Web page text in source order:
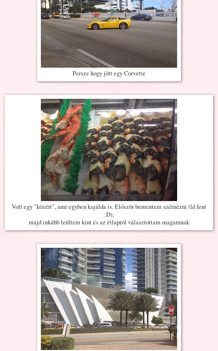
Persze hogy jött egy Corvette
Volt egy "közért", ami egyben kajálda is. Először bementem szétnézni (ld fent
:D),
majd inkább leültem kint és az étlapról választottam magamnak